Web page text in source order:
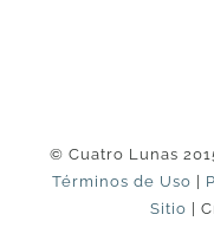
© Cuatro Lunas
Términos de Uso
Sitio |